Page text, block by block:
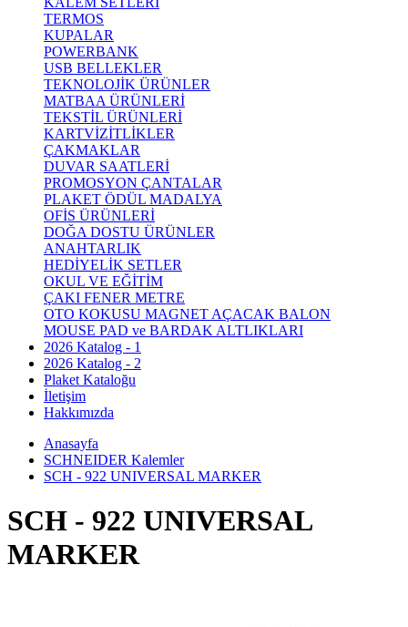
TERMOS
KUPALAR
POWERBANK
USB BELLEKLER
TEKNOLOJİK ÜRÜNLER
MATBAA ÜRÜNLERİ
TEKSTİL ÜRÜNLERİ
KARTVİZİTLİKLER
ÇAKMAKLAR
DUVAR SAATLERİ
PROMOSYON ÇANTALAR
PLAKET ÖDÜL MADALYA
OFİS ÜRÜNLERİ
DOĞA DOSTU ÜRÜNLER
ANAHTARLIK
HEDİYELİK SETLER
OKUL VE EĞİTİM
ÇAKI FENER METRE
OTO KOKUSU MAGNET AÇACAK BALON
MOUSE PAD ve BARDAK ALTLIKLARI
2026 Katalog - 1
2026 Katalog - 2
Plaket Kataloğu
İletişim
Hakkımızda
Anasayfa
SCHNEIDER Kalemler
SCH - 922 UNIVERSAL MARKER
SCH - 922 UNIVERSAL
MARKER